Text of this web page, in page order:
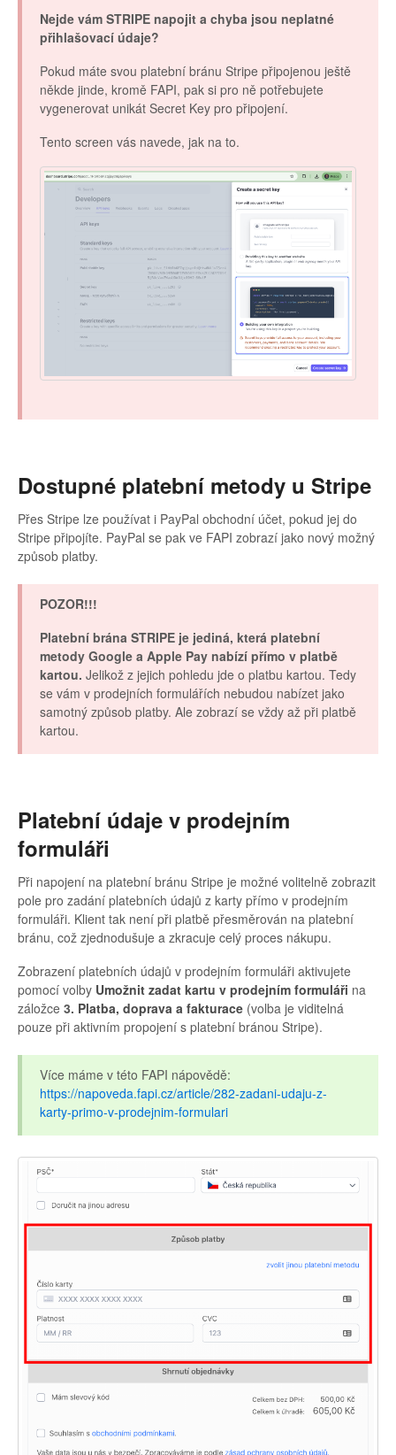
Nejde vám STRIPE napojit a chyba jsou neplatné
přihlašovací údaje?
Pokud máte svou platební bránu Stripe připojenou ještě
někde jinde, kromě FAPI, pak si pro ně potřebujete
vygenerovat unikát Secret Key pro připojení.
Tento screen vás navede, jak na to.
Dostupné platební metody u Stripe
Přes Stripe lze používat i PayPal obchodní účet, pokud jej do
Stripe připojíte. PayPal se pak ve FAPI zobrazí jako nový možný
způsob platby.
POZOR!!!
Platební brána STRIPE je jediná, která platební
metody Google a Apple Pay nabízí přímo v platbě
kartou. Jelikož z jejich pohledu jde o platbu kartou. Tedy
se vám v prodejních formulářích nebudou nabízet jako
samotný způsob platby. Ale zobrazí se vždy až při platbě
kartou.
Platební údaje v prodejním
formuláři
Při napojení na platební bránu Stripe je možné volitelně zobrazit
pole pro zadání platebních údajů z karty přímo v prodejním
formuláři. Klient tak není při platbě přesměrován na platební
bránu, což zjednodušuje a zkracuje celý proces nákupu.
Zobrazení platebních údajů v prodejním formuláři aktivujete
pomocí volby Umožnit zadat kartu v prodejním formuláři na
záložce 3. Platba, doprava a fakturace (volba je viditelná
pouze při aktivním propojení s platební bránou Stripe).
Více máme v této FAPI nápovědě:
https://napoveda.fapi.cz/article/282-zadani-udaju-z-
karty-primo-v-prodejnim-formulari